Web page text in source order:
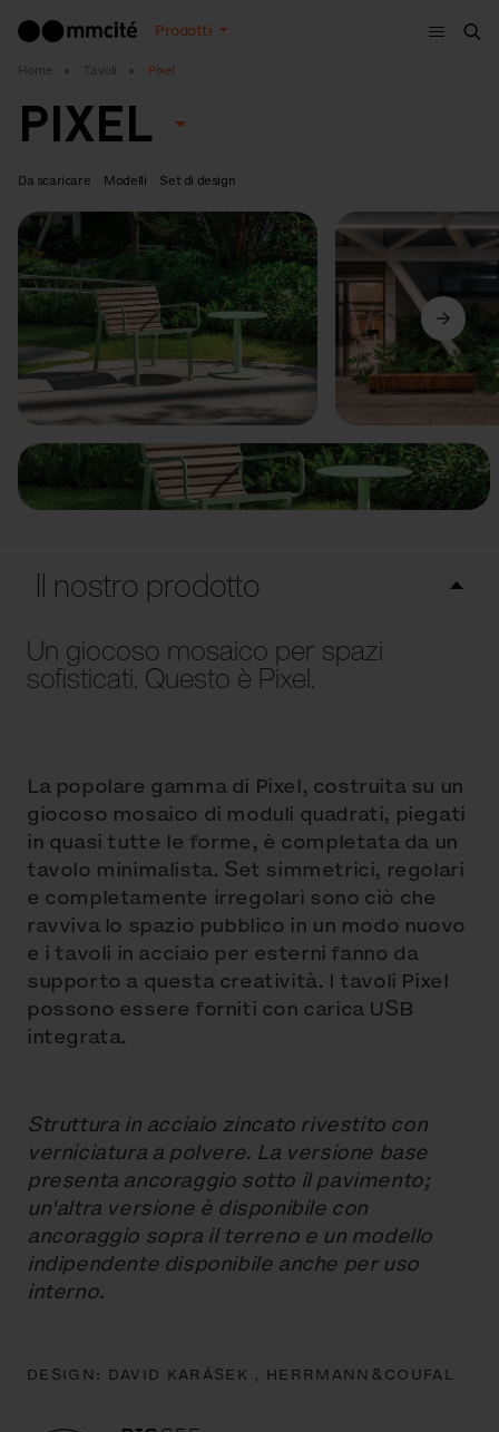
Prodotti
Menù
Home Tavoli Pixel
PIXEL
Da scaricare Modelli Set di design
Precedente Avanti
Il nostro prodotto
Un giocoso mosaico per spazi
sofisticati. Questo è Pixel.
La popolare gamma di Pixel, costruita su un
giocoso mosaico di moduli quadrati, piegati
in quasi tutte le forme, è completata da un
tavolo minimalista. Set simmetrici, regolari
e completamente irregolari sono ciò che
ravviva lo spazio pubblico in un modo nuovo
e i tavoli in acciaio per esterni fanno da
supporto a questa creatività. I tavoli Pixel
possono essere forniti con carica USB
integrata.
Struttura in acciaio zincato rivestito con
verniciatura a polvere. La versione base
presenta ancoraggio sotto il pavimento;
un'altra versione è disponibile con
ancoraggio sopra il terreno e un modello
indipendente disponibile anche per uso
interno.
DESIGN: DAVID KARÁSEK , HERRMANN&COUFAL